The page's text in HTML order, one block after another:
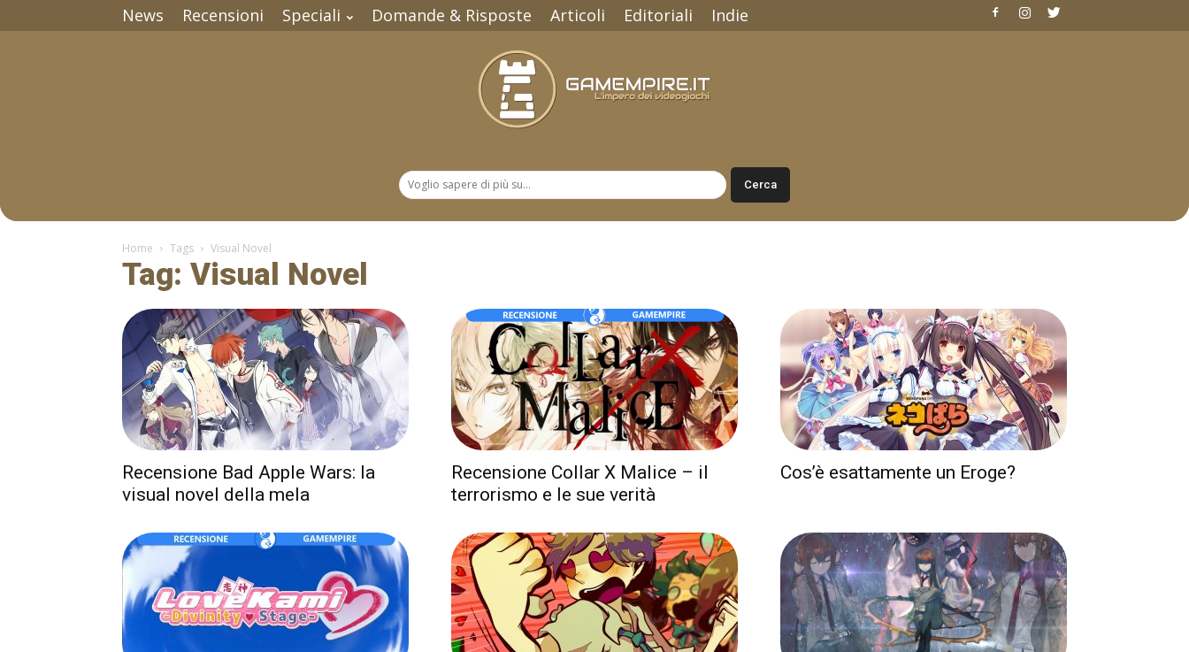
News Recensioni Speciali Domande & Risposte Articoli Editoriali Indie
Home Tags Visual Novel
Tag: Visual Novel
Recensione Bad Apple Wars: la
visual novel della mela
Recensione Collar X Malice – il
terrorismo e le sue verità
Cos’è esattamente un Eroge?